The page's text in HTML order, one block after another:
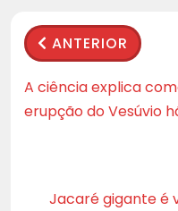
ANTERIOR
A ciência explica
erupção do Vesúvio
Jacaré gigante é